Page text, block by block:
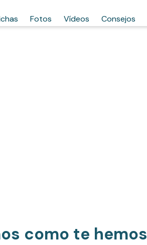
Fotos Vídeos Consejos
como te hemos